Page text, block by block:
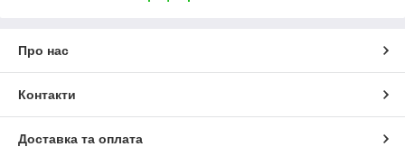
Про нас
Контакти
Доставка та оплата